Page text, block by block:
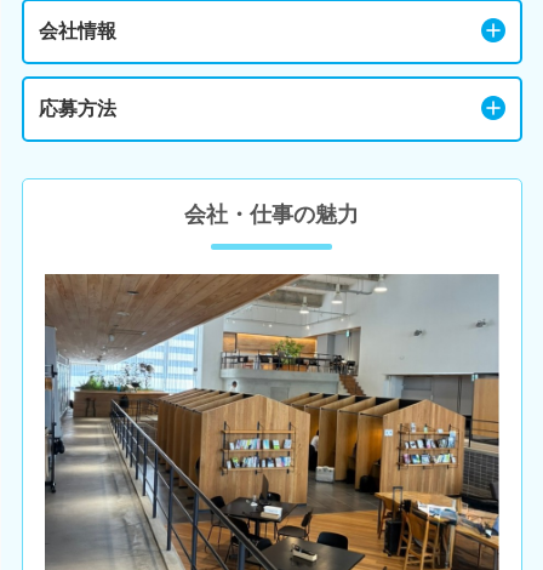
会社情報
応募方法
会社・仕事の魅力